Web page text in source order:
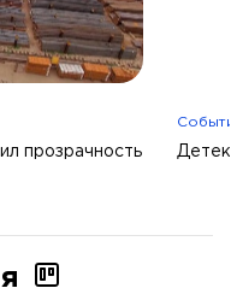
прозрачность